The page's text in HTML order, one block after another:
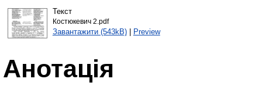
Текст
Костюкевич 2.pdf
Завантажити (543kB)| Preview
Анотація